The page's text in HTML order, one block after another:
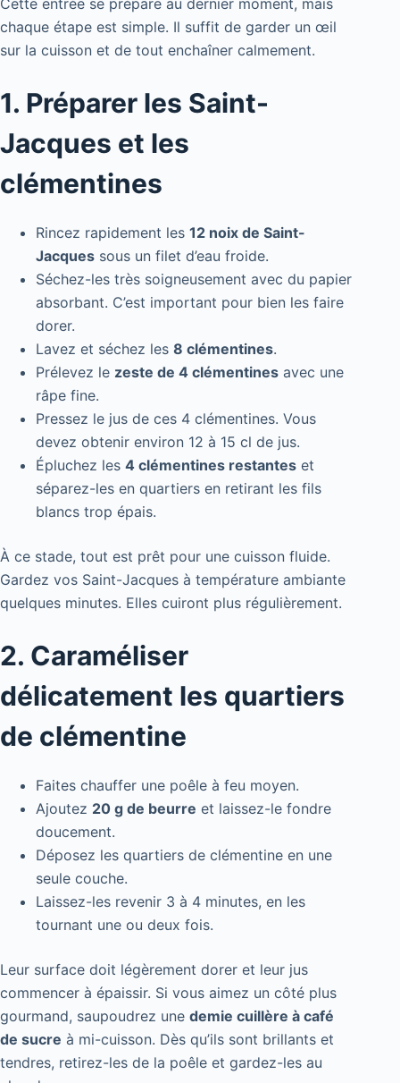
chaque étape est simple. Il suffit de garder un œil
sur la cuisson et de tout enchaîner calmement.
1. Préparer les Saint-
Jacques et les
clémentines
Rincez rapidement les 12 noix de Saint-
Jacques sous un filet d’eau froide.
Séchez-les très soigneusement avec du papier
absorbant. C’est important pour bien les faire
dorer.
Lavez et séchez les 8 clémentines.
Prélevez le zeste de 4 clémentines avec une
râpe fine.
Pressez le jus de ces 4 clémentines. Vous
devez obtenir environ 12 à 15 cl de jus.
Épluchez les 4 clémentines restantes et
séparez-les en quartiers en retirant les fils
blancs trop épais.
À ce stade, tout est prêt pour une cuisson fluide.
Gardez vos Saint-Jacques à température ambiante
quelques minutes. Elles cuiront plus régulièrement.
2. Caraméliser
délicatement les quartiers
de clémentine
Faites chauffer une poêle à feu moyen.
Ajoutez 20 g de beurre et laissez-le fondre
doucement.
Déposez les quartiers de clémentine en une
seule couche.
Laissez-les revenir 3 à 4 minutes, en les
tournant une ou deux fois.
Leur surface doit légèrement dorer et leur jus
commencer à épaissir. Si vous aimez un côté plus
gourmand, saupoudrez une demie cuillère à café
de sucre à mi-cuisson. Dès qu’ils sont brillants et
tendres, retirez-les de la poêle et gardez-les au